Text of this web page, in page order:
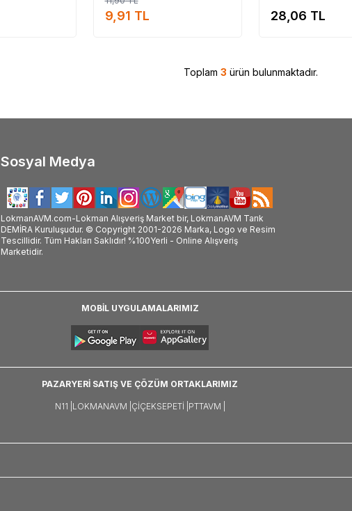
9,91 TL 28,06 TL
Toplam 3 ürün bulunmaktadır.
Sosyal Medya
LokmanAVM.com-Lokman Alışveriş Market bir, LokmanAVM Tarık
DEMİRA Kuruluşudur. © Copyright 2001-2026 Marka, Logo ve Resim
Tescillidir. Tüm Hakları Saklıdır! %100Yerli - Online Alışveriş
Marketidir.
MOBİL UYGULAMALARIMIZ
PAZARYERİ SATIŞ VE ÇÖZÜM ORTAKLARIMIZ
N11 | LOKMANAVM | ÇIÇEKSEPETI | PTTAVM |